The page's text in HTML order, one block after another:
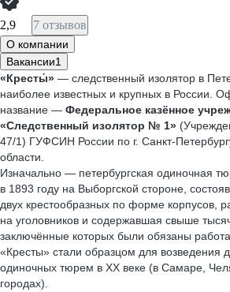
2,9 7 отзывов
О компании
Вакансии1
«Кресты́» — следственный изолятор в
наиболее известных и крупных в России.
название — Федеральное казённое
«Следственный изолятор № 1»
47/1) ГУФСИН России по г. Санкт-
области.
Изначально — петербургская одиночная
в 1893 году на Выборгской стороне,
двух крестообразных по форме корпусов,
на уголовников и содержавшая свыше
заключённые которых были обязаны
«Кресты» стали образцом для возведения
одиночных тюрем в XX веке (в Самаре,
городах).